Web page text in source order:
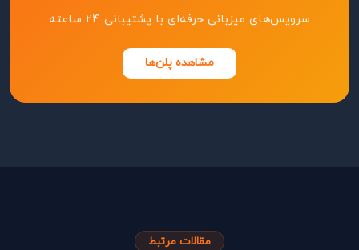
سرویس‌های میزبانی حرفه‌ای با پشتیبانی ۲۴ ساعته
مشاهده پلن‌ها
مقالات مرتبط